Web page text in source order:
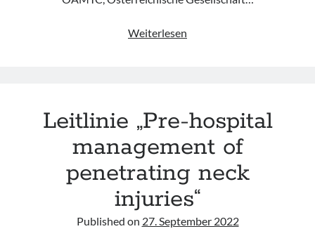
Weiterlesen
cardiac
arrest“
der
ÖGARI
Leitlinie „Pre-hospital
management of
penetrating neck
injuries“
Published on 27. September 2022